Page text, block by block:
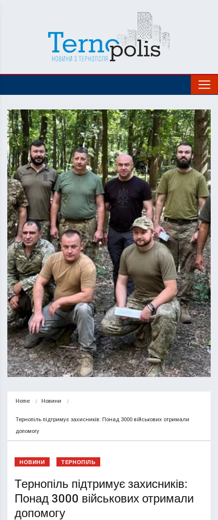
Home Новини
Тернопіль підтримує захисників: Понад 3000 військових отримали
допомогу
НОВИНИ ТЕРНОПІЛЬ
Тернопіль підтримує захисників:
Понад 3000 військових отримали
допомогу